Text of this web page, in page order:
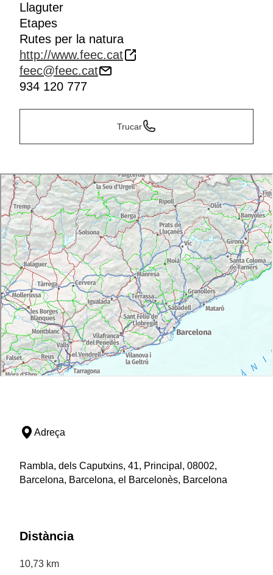
Llaguter
Etapes
Rutes per la natura
http://www.feec.cat
feec@feec.cat
934 120 777
Trucar
Adreça
Rambla, dels Caputxins, 41, Principal, 08002,
Barcelona, Barcelona, el Barcelonès, Barcelona
Distància
10,73 km